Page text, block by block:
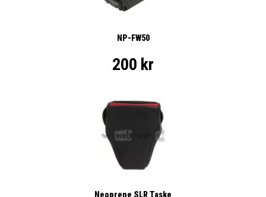
NP-FW50
200 kr
Neoprene SLR Taske